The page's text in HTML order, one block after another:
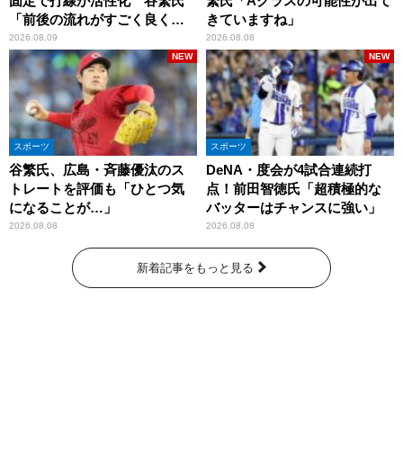
「前後の流れがすごく良くな
りましたね」
2026.08.09
きていますね」
2026.08.08
スポーツ
谷繁氏、広島・斉藤優汰のス
トレートを評価も「ひとつ気
になることが…」
2026.08.08
NEW
スポーツ
DeNA・度会が4試合連続打
点！前田智徳氏「超積極的な
バッターはチャンスに強い」
2026.08.08
NEW
新着記事をもっと見る